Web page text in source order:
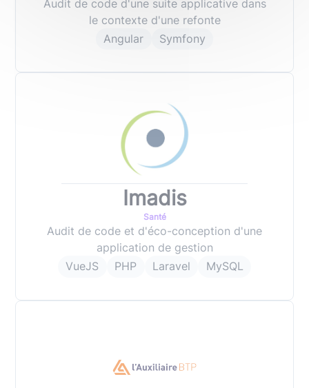
Audit de code d'une suite applicative dans
le contexte d'une refonte
Angular
Symfony
Imadis
Santé
Audit de code et d'éco-conception d'une
application de gestion
VueJS
PHP Laravel MySQL